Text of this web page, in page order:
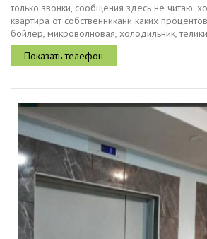
только звонки, сообщения здесь не читаю.
квартира от собственникани каких
бойлер, микроволновая, холодильник,
16000 коммунальные платежи